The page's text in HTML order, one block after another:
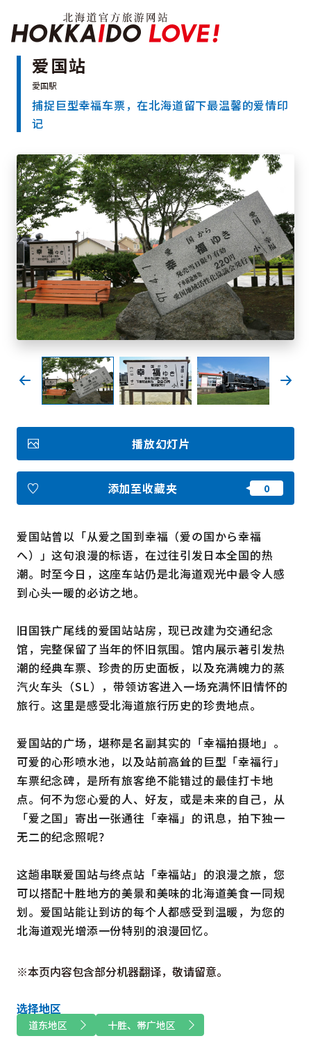
特辑
旅游景点
温泉
推荐行程
区域指南
美食
预约
交通
北海道简介
按旅游主题搜索
享受雨天
七个国立公园
邂逅美景
基础知识
收藏
Face
book
Insta
gram
YouT
ube
Insta
gram
Face
book
图库影集
视频
旅游手册
使用条款
关于我们
链接
语言
爱国站
捕捉巨型幸福车票，在北海道留下最温馨的爱情印
记
爱国站曾以「从爱之国到幸福（爱の国から幸福
へ）」这句浪漫的标语，在过往引发日本全国的热
潮。时至今日，这座车站仍是北海道观光中最令人感
到心头一暖的必访之地。
旧国铁广尾线的爱国站站房，现已改建为交通纪念
馆，完整保留了当年的怀旧氛围。馆内展示著引发热
潮的经典车票、珍贵的历史面板，以及充满魄力的蒸
汽火车头（SL），带领访客进入一场充满怀旧情怀的
旅行。这里是感受北海道旅行历史的珍贵地点。
爱国站的广场，堪称是名副其实的「幸福拍摄地」。
可爱的心形喷水池，以及站前高耸的巨型「幸福行」
车票纪念碑，是所有旅客绝不能错过的最佳打卡地
点。何不为您心爱的人、好友，或是未来的自己，从
「爱之国」寄出一张通往「幸福」的讯息，拍下独一
无二的纪念照呢？
这趟串联爱国站与终点站「幸福站」的浪漫之旅，您
可以搭配十胜地方的美景和美味的北海道美食一同规
划。爱国站能让到访的每个人都感受到温暖，为您的
北海道观光增添一份特别的浪漫回忆。
※本页内容包含部分机器翻译，敬请留意。
播放幻灯片
添加至收藏夹
选择地区
道东地区 十胜、帯广地区